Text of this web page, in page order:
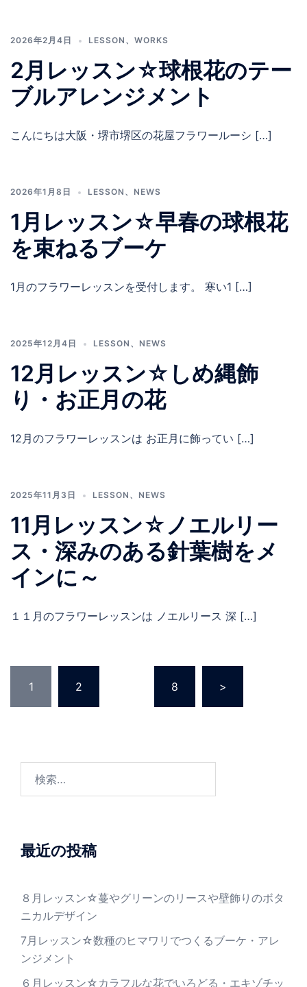
2026年2月4日 LESSON 、 WORKS
2月レッスン☆球根花のテー
ブルアレンジメント
こんにちは大阪・堺市堺区の花屋フラワールーシ […]
2026年1月8日 LESSON 、 NEWS
1月レッスン☆早春の球根花
を束ねるブーケ
1月のフラワーレッスンを受付します。 寒い1 […]
2025年12月4日 LESSON 、 NEWS
12月レッスン☆しめ縄飾
り・お正月の花
12月のフラワーレッスンは お正月に飾ってい […]
2025年11月3日 LESSON 、 NEWS
11月レッスン☆ノエルリー
ス・深みのある針葉樹をメ
インに～
１１月のフラワーレッスンは ノエルリース 深 […]
の
1 2 8 >
最近の投稿
８月レッスン☆蔓やグリーンのリースや壁飾りのボタ
ニカルデザイン
7月レッスン☆数種のヒマワリでつくるブーケ・アレ
ンジメント
６月レッスン☆カラフルな花でいろどる・エキゾチッ